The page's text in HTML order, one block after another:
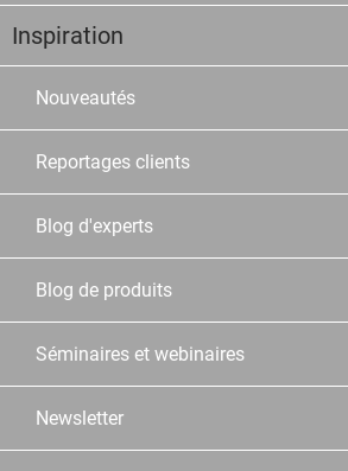
Inspiration
Nouveautés
Reportages clients
Blog d'experts
Blog de produits
Séminaires et webinaires
Newsletter